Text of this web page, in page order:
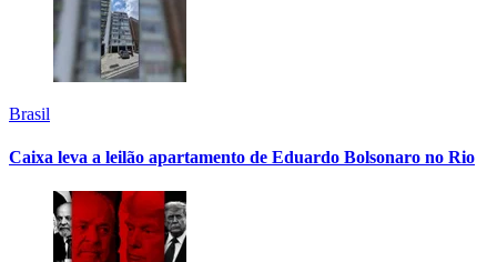
Brasil
Caixa leva a leilão apartamento de Eduardo Bolsonaro no Rio